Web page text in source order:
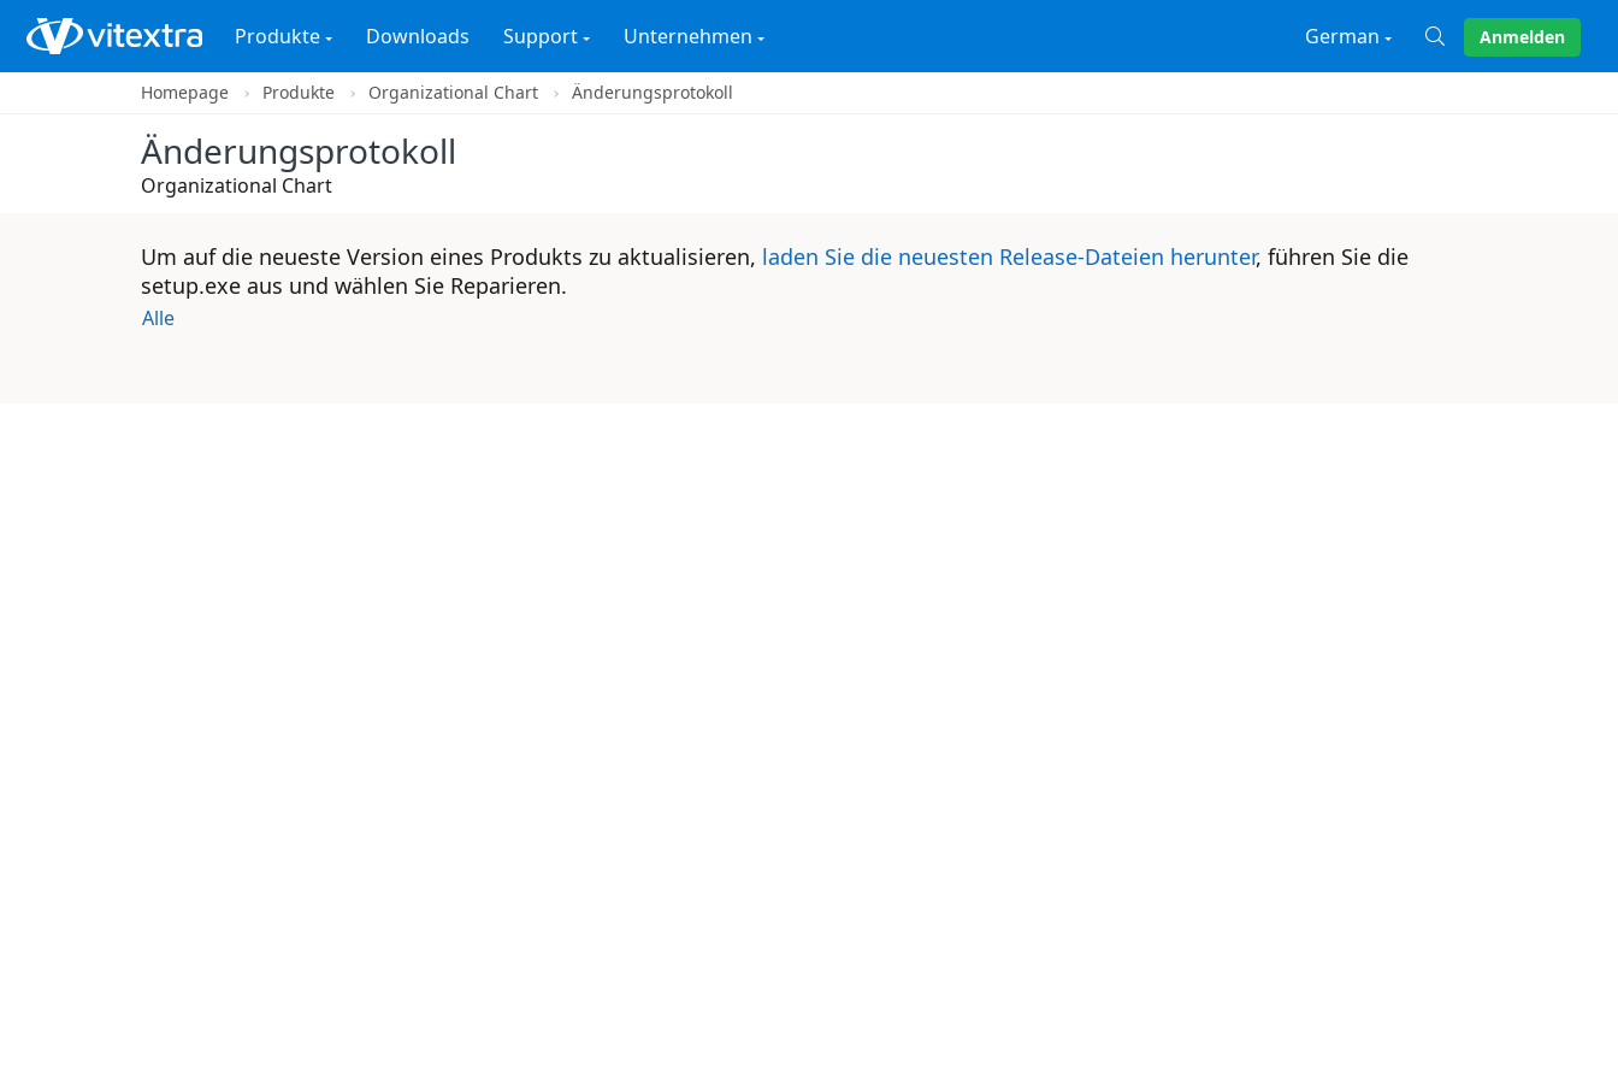
Produkte Downloads Support Unternehmen German Anmelden
Homepage Produkte Organizational Chart Änderungsprotokoll
Änderungsprotokoll
Organizational Chart
Um auf die neueste Version eines Produkts zu aktualisieren, laden Sie die neuesten Release-Dateien herunter, führen Sie die
setup.exe aus und wählen Sie Reparieren.
Alle